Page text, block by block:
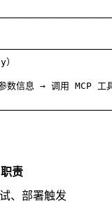
服务
）
参数信息 → 调用 MCP
职责
、部署触发